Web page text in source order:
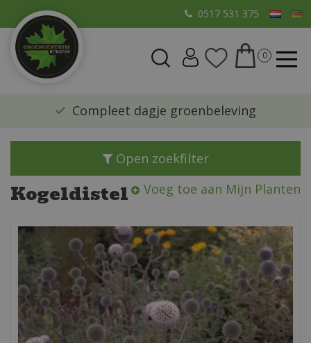
a
0517 531 375
​Compleet dagje groenbeleving
Open zoekfilter
Kogeldistel Voeg toe aan Mijn Planten